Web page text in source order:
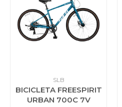
SLB
BICICLETA FREESPIRIT
URBAN 700C 7V